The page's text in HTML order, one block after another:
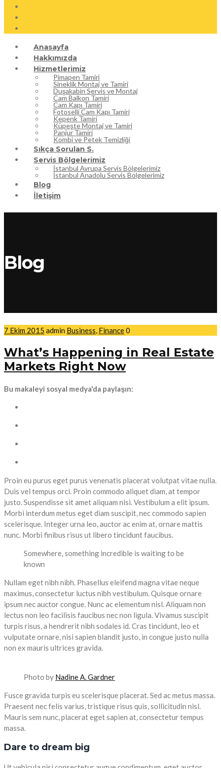
Anasayfa
Hakkımızda
Hizmetlerimiz
Pimapen Tamiri
Sineklik Montaj ve Tamiri
Duşakabin Servis ve Montaj
Cam Balkon Tamiri
Cam Kapı Tamiri
Fotoselli Cam Kapı Tamiri
Kepenk Tamiri
Küpeşte Montaj ve Tamiri
Panjur Tamiri
Kombi ve Petek Temizliği
Sıkça Sorulan S.
Servis Bölgelerimiz
İstanbul Avrupa Servis Bölgelerimiz
İstanbul Anadolu Servis Bölgelerimiz
Blog
İletişim
Blog
7 Ekim 2015 admin Business, Finance0
What’s Happening in Real Estate
Markets Right Now
Bu makaleyi sosyal medya'da paylaşın:
Proin eu purus eget purus venenatis placerat volutpat vitae nulla.
Duis vel tempus orci. Proin commodo aliquet diam, at tempor
justo. Suspendisse sit amet aliquam nisi. Vestibulum a elit ipsum.
Morbi interdum metus eget diam suscipit, nec commodo sapien
scelerisque. Integer urna leo, auctor ac enim at, ornare mattis
nunc. Morbi finibus risus ut libero tincidunt faucibus.
Somewhere, something incredible is waiting to be
known
Nullam eget nibh nibh. Phasellus eleifend magna vitae neque
maximus, consectetur luctus nibh vestibulum. Quisque ornare
ipsum nec auctor congue. Nunc ac elementum nisl. Aliquam non
lectus non leo facilisis faucibus nec non ligula. Vivamus suscipit
turpis risus, a hendrerit nibh sodales id. Cras tincidunt, leo et
vulputate ornare, nisi sapien blandit justo, in congue justo nulla
non ex mauris ultrices gravida.
Photo by Nadine A. Gardner
Fusce gravida turpis eu scelerisque placerat. Sed ac metus massa.
Praesent nec felis varius, tristique risus quis, sollicitudin nisl.
Mauris sem nunc, placerat eget sapien at, consectetur tempus
massa.
Dare to dream big